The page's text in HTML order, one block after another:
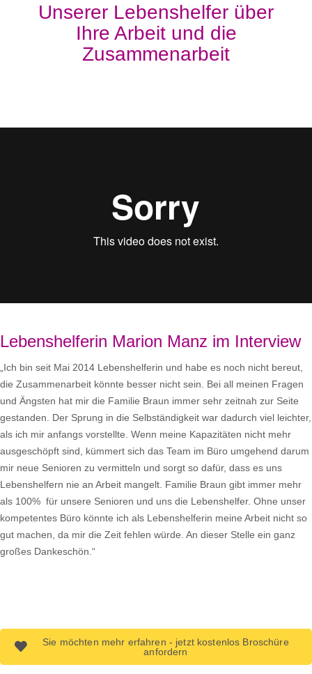
Unserer Lebenshelfer über
Ihre Arbeit und die
Zusammenarbeit
Lebenshelferin Marion Manz im Interview
„Ich bin seit Mai 2014 Lebenshelferin und habe es noch nicht bereut,
die Zusammenarbeit könnte besser nicht sein. Bei all meinen Fragen
und Ängsten hat mir die Familie Braun immer sehr zeitnah zur Seite
gestanden. Der Sprung in die Selbständigkeit war dadurch viel leichter,
als ich mir anfangs vorstellte. Wenn meine Kapazitäten nicht mehr
ausgeschöpft sind, kümmert sich das Team im Büro umgehend darum
mir neue Senioren zu vermitteln und sorgt so dafür, dass es uns
Lebenshelfern nie an Arbeit mangelt. Familie Braun gibt immer mehr
als 100% für unsere Senioren und uns die Lebenshelfer. Ohne unser
kompetentes Büro könnte ich als Lebenshelferin meine Arbeit nicht so
gut machen, da mir die Zeit fehlen würde. An dieser Stelle ein ganz
großes Dankeschön.“
Sie möchten mehr erfahren - jetzt kostenlos Broschüre
anfordern